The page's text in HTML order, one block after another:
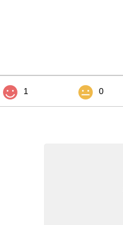
1 0